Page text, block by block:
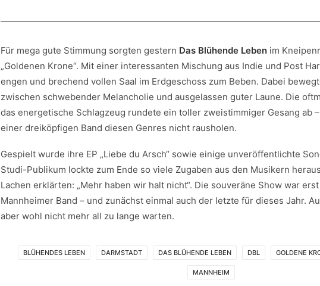
Für mega gute Stimmung sorgten gestern Das Blühende Leben im
„Goldenen Krone“. Mit einer interessanten Mischung aus Indie und Post
engen und brechend vollen Saal im Erdgeschoss zum Beben. Dabei
zwischen schwebender Melancholie und ausgelassen guter Laune. Die
das energetische Schlagzeug rundete ein toller zweistimmiger Gesang ab
einer dreiköpfigen Band diesen Genres nicht rausholen.
Gespielt wurde ihre EP „Liebe du Arsch“ sowie einige unveröffentlichte
Studi-Publikum lockte zum Ende so viele Zugaben aus den Musikern
Lachen erklärten: „Mehr haben wir halt nicht“. Die souveräne Show war
Mannheimer Band – und zunächst einmal auch der letzte für dieses Jahr.
aber wohl nicht mehr all zu lange warten.
BLÜHENDES LEBEN DARMSTADT DAS BLÜHENDE LEBEN DBL GOLDENE
MANNHEIM